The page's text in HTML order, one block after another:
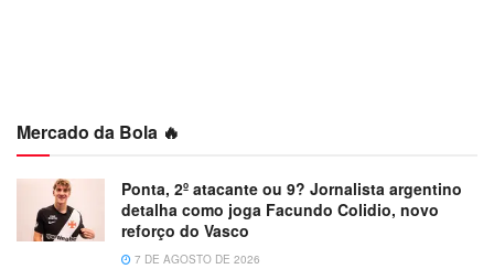
Mercado da Bola 🔥
Ponta, 2º atacante ou 9? Jornalista argentino
detalha como joga Facundo Colidio, novo
reforço do Vasco
7 DE AGOSTO DE 2026